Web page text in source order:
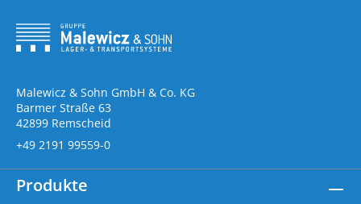
Malewicz & Sohn GmbH & Co. KG
Barmer Straße 63
42899 Remscheid
+49 2191 99559-0
Produkte